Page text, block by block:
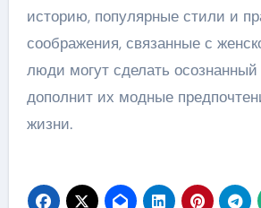
историю, популярные стили и
соображения, связанные с
люди могут сделать
дополнит их модные
жизни.